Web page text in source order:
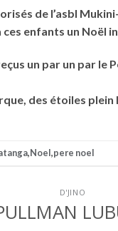
de l’asbl
enfants un Noël
un par un par le
des étoiles plein
,Noel,pere noel
D'JINO